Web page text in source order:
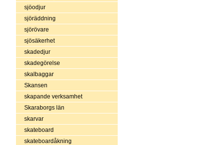
sjöodjur
sjöräddning
sjörövare
sjösäkerhet
skadedjur
skadegörelse
skalbaggar
Skansen
skapande verksamhet
Skaraborgs län
skarvar
skateboard
skateboardåkning